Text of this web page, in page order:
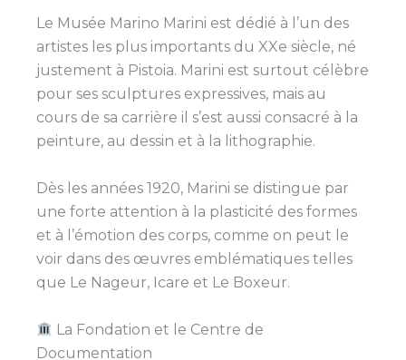
Le Musée Marino Marini est dédié à l’un des
artistes les plus importants du XXe siècle, né
justement à Pistoia. Marini est surtout célèbre
pour ses sculptures expressives, mais au
cours de sa carrière il s’est aussi consacré à la
peinture, au dessin et à la lithographie.
Dès les années 1920, Marini se distingue par
une forte attention à la plasticité des formes
et à l’émotion des corps, comme on peut le
voir dans des œuvres emblématiques telles
que Le Nageur, Icare et Le Boxeur.
La Fondation et le Centre de
Documentation